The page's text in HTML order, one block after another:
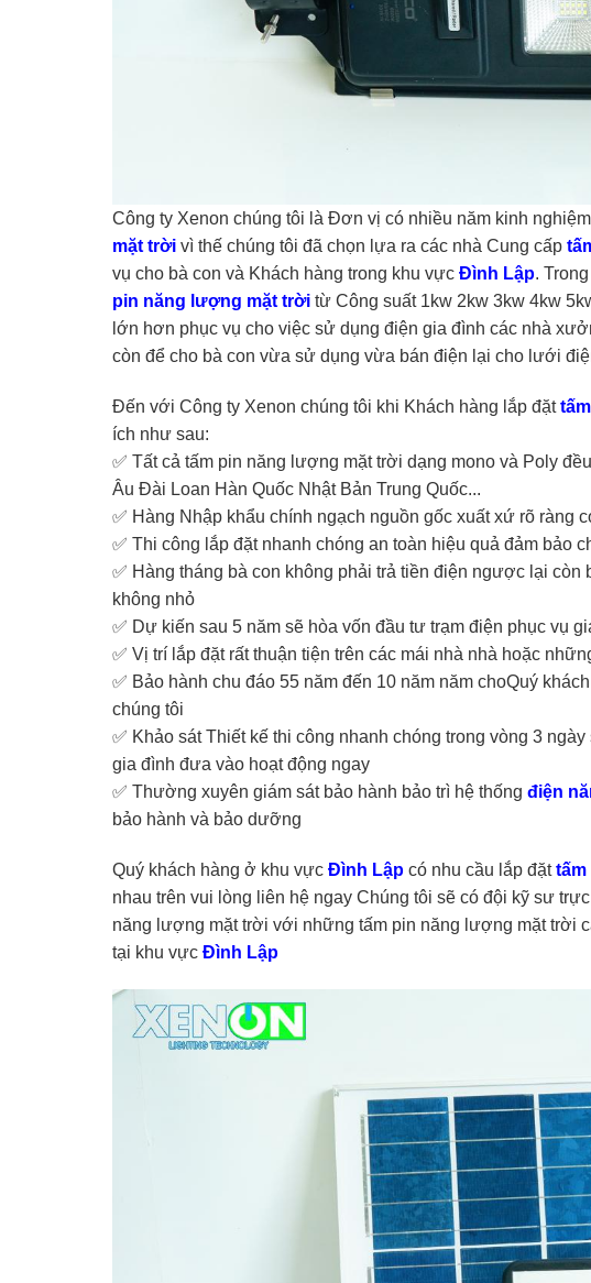
Công ty Xenon chúng tôi là Đơn vị có nhiều năm kinh
mặt trời vì thế chúng tôi đã chọn lựa ra các nhà Cung cấp
vụ cho bà con và Khách hàng trong khu vực Đình Lập.
pin năng lượng mặt trời từ Công suất 1kw 2kw 3kw 4kw
lớn hơn phục vụ cho việc sử dụng điện gia đình các nhà
còn để cho bà con vừa sử dụng vừa bán điện lại cho lưới
Đến với Công ty Xenon chúng tôi khi Khách hàng lắp đặt
ích như sau:
✅ Tất cả tấm pin năng lượng mặt trời dạng mono và Poly
Âu Đài Loan Hàn Quốc Nhật Bản Trung Quốc...
✅ Hàng Nhập khẩu chính ngạch nguồn gốc xuất xứ rõ ràng
✅ Thi công lắp đặt nhanh chóng an toàn hiệu quả đảm bảo
✅ Hàng tháng bà con không phải trả tiền điện ngược lại
không nhỏ
✅ Dự kiến sau 5 năm sẽ hòa vốn đầu tư trạm điện phục vụ
✅ Vị trí lắp đặt rất thuận tiện trên các mái nhà nhà hoặc
✅ Bảo hành chu đáo 55 năm đến 10 năm năm choQuý
chúng tôi
✅ Khảo sát Thiết kế thi công nhanh chóng trong vòng 3
gia đình đưa vào hoạt động ngay
✅ Thường xuyên giám sát bảo hành bảo trì hệ thống điện
bảo hành và bảo dưỡng
Quý khách hàng ở khu vực Đình Lập có nhu cầu lắp đặttấm
nhau trên vui lòng liên hệ ngay Chúng tôi sẽ có đội kỹ sư
năng lượng mặt trời với những tấm pin năng lượng mặt trời
tại khu vực Đình Lập